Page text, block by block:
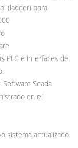
(ladder) para
PLC e interfaces de
Software Scada
en el
sistema actualizado